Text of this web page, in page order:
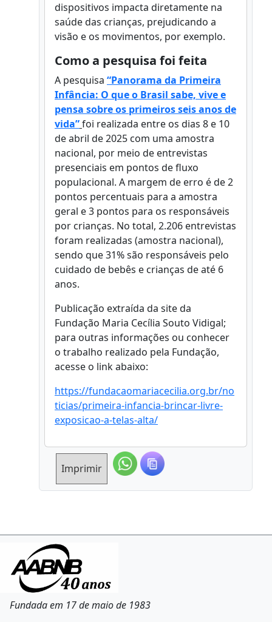
dispositivos impacta diretamente na
saúde das crianças, prejudicando a
visão e os movimentos, por exemplo.
Como a pesquisa foi feita
A pesquisa “Panorama da Primeira
Infância: O que o Brasil sabe, vive e
pensa sobre os primeiros seis anos de
vida”foi realizada entre os dias 8 e 10
de abril de 2025 com uma amostra
nacional, por meio de entrevistas
presenciais em pontos de fluxo
populacional. A margem de erro é de 2
pontos percentuais para a amostra
geral e 3 pontos para os responsáveis
por crianças. No total, 2.206 entrevistas
foram realizadas (amostra nacional),
sendo que 31% são responsáveis pelo
cuidado de bebês e crianças de até 6
anos.
Publicação extraída da site da
Fundação Maria Cecília Souto Vidigal;
para outras informações ou conhecer
o trabalho realizado pela Fundação,
acesse o link abaixo:
https://fundacaomariacecilia.org.br/no
ticias/primeira-infancia-brincar-livre-
exposicao-a-telas-alta/
Imprimir
Fundada em 17 de maio de 1983